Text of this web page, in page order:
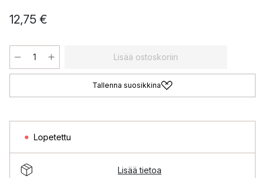
12,75 €
Lisää ostoskoriin
Tallenna suosikkina
Lopetettu
Lisää tietoa